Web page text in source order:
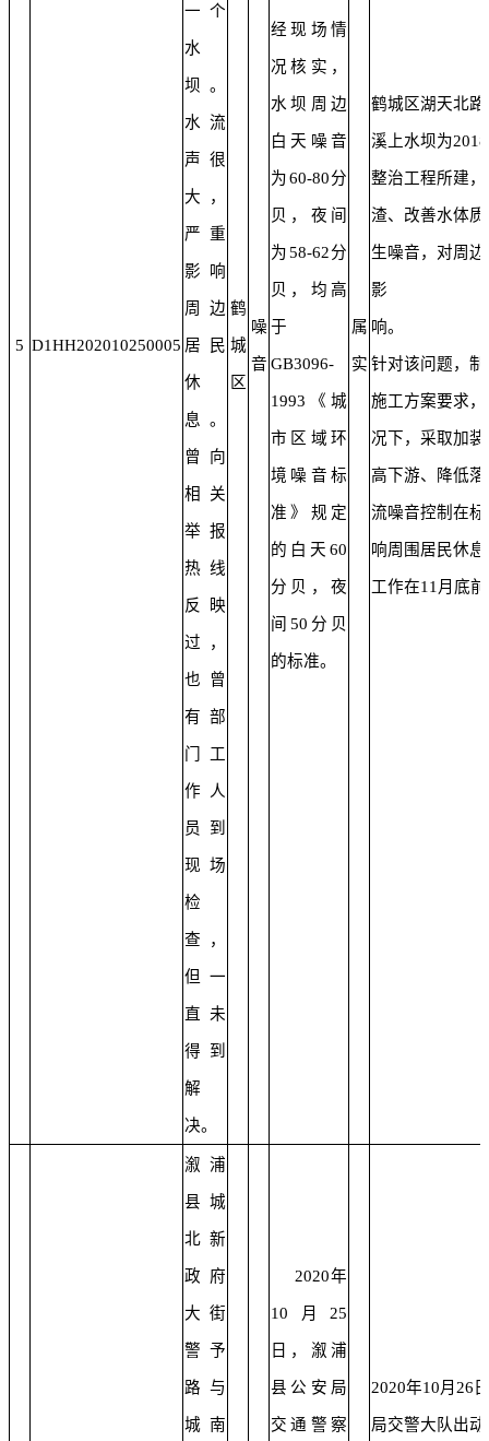
5 D1HH202010250005
一个
水
坝。
水流
声很
大，
严重
影响
周边
居民
休
息。
曾向
相关
举报
热线
反映
过，
也曾
有部
门工
作人
员到
现场
检
查，
但一
直未
得到
解
决。
鹤
城
区
噪
音
经现场情
况核实，
水坝周边
白天噪音
为60-80分
贝，夜间
为58-62分
贝，均高
于
GB3096-
1993《城
市区域环
境噪音标
准》规定
的白天60
分贝，夜
间50分贝
的标准。
属
实
鹤城区湖天北
溪上水坝为
整治工程所建
渣、改善水体
生噪音，对周
影
响。
针对该问题，
施工方案要求
况下，采取加
高下游、降低
流噪音控制在
响周围居民休
工作在11月底
溆浦
县城
北新
政府
大街
警予
路与
城南
2020年
10月25
日，溆浦
县公安局
交通警察
2020年10月26
局交警大队出